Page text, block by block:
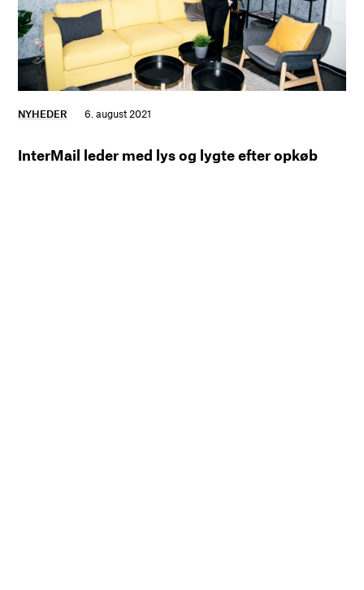
NYHEDER 6. august 2021
InterMail leder med lys og lygte efter opkøb